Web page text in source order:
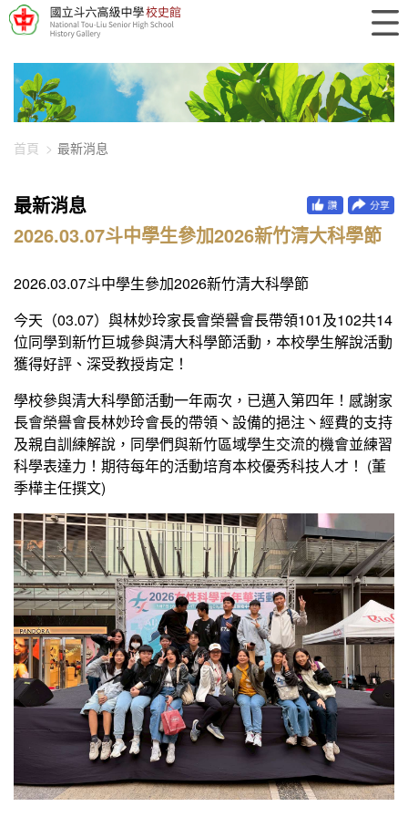
448-1185
首頁 最新消息
最新消息
2026.03.07斗中學生參加2026新竹清大科學節
2026.03.07斗中學生參加2026新竹清大科學節
今天（03.07）與林妙玲家長會榮譽會長帶領101及102共14
位同學到新竹巨城參與清大科學節活動，本校學生解說活動
獲得好評、深受教授肯定！
學校參與清大科學節活動一年兩次，已邁入第四年！感謝家
長會榮譽會長林妙玲會長的帶領丶設備的挹注丶經費的支持
及親自訓練解說，同學們與新竹區域學生交流的機會並練習
科學表達力！期待每年的活動培育本校優秀科技人才！ (董
季樺主任撰文)